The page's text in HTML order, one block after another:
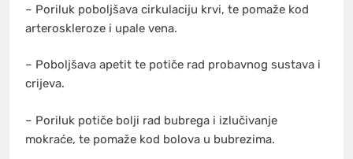
– Poriluk poboljšava cirkulaciju krvi, te pomaže kod
arteroskleroze i upale vena.
– Poboljšava apetit te potiče rad probavnog sustava i
crijeva.
– Poriluk potiče bolji rad bubrega i izlučivanje
mokraće, te pomaže kod bolova u bubrezima.